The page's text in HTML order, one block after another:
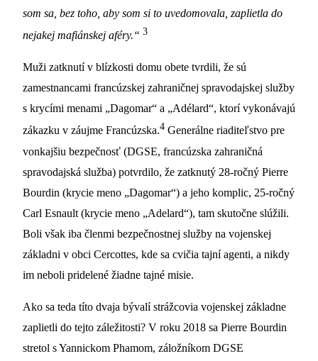
som sa, bez toho, aby som si to uvedomovala, zaplietla do
nejakej mafiánskej aféry.“ 3
Muži zatknutí v blízkosti domu obete tvrdili, že sú
zamestnancami francúzskej zahraničnej spravodajskej služby
s krycími menami „Dagomar“ a „Adélard“, ktorí vykonávajú
zákazku v záujme Francúzska.4 Generálne riaditeľstvo pre
vonkajšiu bezpečnosť (DGSE, francúzska zahraničná
spravodajská služba) potvrdilo, že zatknutý 28-ročný Pierre
Bourdin (krycie meno „Dagomar“) a jeho komplic, 25-ročný
Carl Esnault (krycie meno „Adelard“), tam skutočne slúžili.
Boli však iba členmi bezpečnostnej služby na vojenskej
základni v obci Cercottes, kde sa cvičia tajní agenti, a nikdy
im neboli pridelené žiadne tajné misie.
Ako sa teda títo dvaja bývalí strážcovia vojenskej základne
zaplietli do tejto záležitosti? V roku 2018 sa Pierre Bourdin
stretol s Yannickom Phamom, záložníkom DGSE